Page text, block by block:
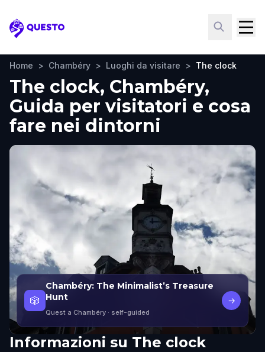
Questo
Home > Chambéry > Luoghi da visitare > The clock
The clock, Chambéry,
Guida per visitatori e cosa
fare nei dintorni
🎲
Chambéry: The Minimalist’s Treasure
Hunt
Quest a Chambéry · self-guided
→
Informazioni su The clock